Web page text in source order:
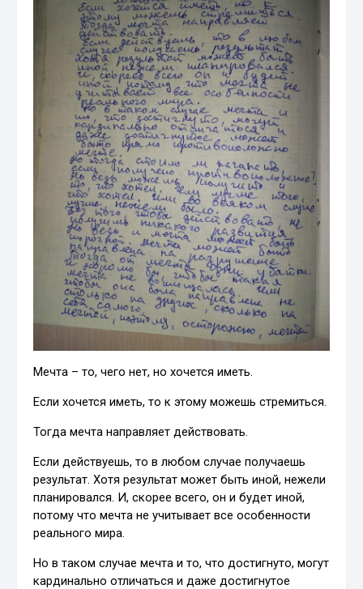
Мечта – то, чего нет, но хочется иметь.
Если хочется иметь, то к этому можешь стремиться.
Тогда мечта направляет действовать.
Если действуешь, то в любом случае получаешь
результат. Хотя результат может быть иной, нежели
планировался. И, скорее всего, он и будет иной,
потому что мечта не учитывает все особенности
реального мира.
Но в таком случае мечта и то, что достигнуто, могут
кардинально отличаться и даже достигнутое